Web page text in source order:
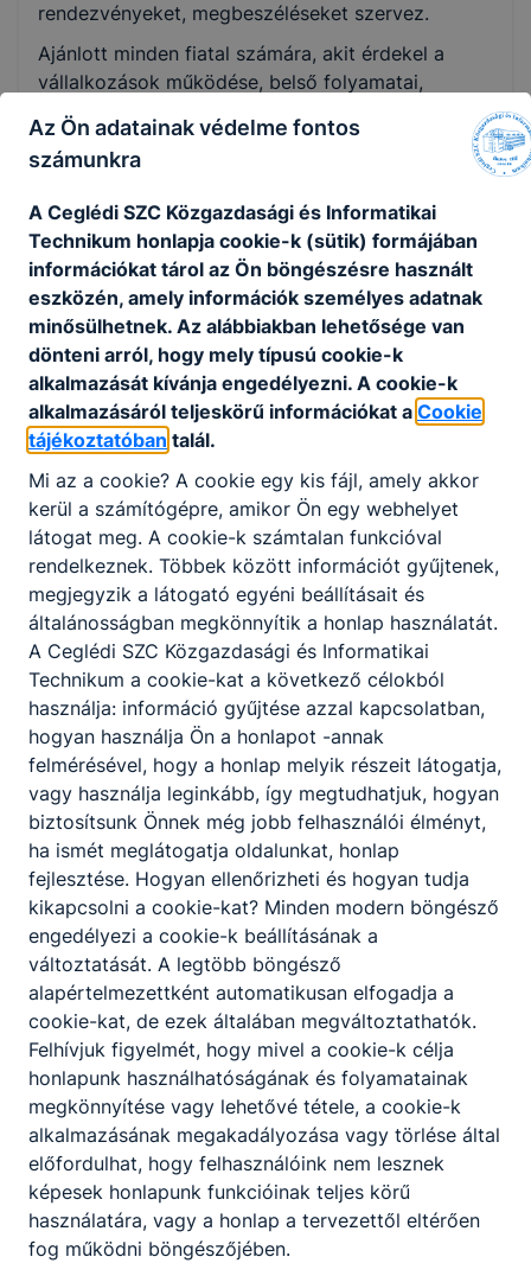
rendezvényeket, megbeszéléseket szervez.
Ajánlott minden fiatal számára, akit érdekel a
vállalkozások működése, belső folyamatai,
azokhoz kötődően szívesen lát el ügyviteli
feladatokat. A szakképzettséggel rendelkező
elhelyezkedhet a gazdasági szférában –
ügyintézőként, de akár továbbtanulhat a
gazdasági felsőoktatásban vagy magasabb szintű
képesítést szerezhet, mint pl.: mérlegképes
könyvelő, adótanácsadó, banki szakember,
vámszakember.
KOMPETENCIAELVÁRÁS
Agilis, jó kommunikációs készég,
problémamegoldó- és szervezőképesség,
csapatmunka, felelősségtudat, nyitottság az
informatikai eszközök használatára.
A SZAKKÉPZETTSÉGGEL RENDELKEZŐ
képes ellátni a vállalkozások
működtetéséhez szükséges gazdasági
folyamatok terén a rábízott adminisztratív
feladatokat;
irodai, illetve vezetői asszisztensi
feladatokat lát el;
kapcsolattartáshoz szükséges iratokat,
leveleket, egyéb dokumentumokat készít,
szerkeszt, kezel;
vezeti a vállalkozások nyilvántartásait;
közreműködik a különféle szabályzatok
elkészítésében;
részt vesz egyes ﬁnanszírozási feladatok
adminisztratív részfeladataiban;
feltérképezi és nyomon követi az aktuális
támogatási lehetőségeket;
közreműködik a vállalkozás üzleti tervének
elkészítésében;
előkészíti a munkaerő-gazdálkodással
kapcsolatos nyilvántartások iratait, azokat
kezeli és rendszerezi;
kapcsolatot tart munkatársakkal,
Az Ön adatainak védelme fontos
számunkra
A Ceglédi SZC Közgazdasági és Informatikai
Technikum honlapja cookie-k (sütik) formájában
információkat tárol az Ön böngészésre használt
eszközén, amely információk személyes adatnak
minősülhetnek. Az alábbiakban lehetősége van
dönteni arról, hogy mely típusú cookie-k
alkalmazását kívánja engedélyezni. A cookie-k
alkalmazásáról teljeskörű információkat a Cookie
tájékoztatóban talál.
Mi az a cookie? A cookie egy kis fájl, amely akkor
kerül a számítógépre, amikor Ön egy webhelyet
látogat meg. A cookie-k számtalan funkcióval
rendelkeznek. Többek között információt gyűjtenek,
megjegyzik a látogató egyéni beállításait és
általánosságban megkönnyítik a honlap használatát.
A Ceglédi SZC Közgazdasági és Informatikai
Technikum a cookie-kat a következő célokból
használja: információ gyűjtése azzal kapcsolatban,
hogyan használja Ön a honlapot -annak
felmérésével, hogy a honlap melyik részeit látogatja,
vagy használja leginkább, így megtudhatjuk, hogyan
biztosítsunk Önnek még jobb felhasználói élményt,
ha ismét meglátogatja oldalunkat, honlap
fejlesztése. Hogyan ellenőrizheti és hogyan tudja
kikapcsolni a cookie-kat? Minden modern böngésző
engedélyezi a cookie-k beállításának a
változtatását. A legtöbb böngésző
alapértelmezettként automatikusan elfogadja a
cookie-kat, de ezek általában megváltoztathatók.
Felhívjuk figyelmét, hogy mivel a cookie-k célja
honlapunk használhatóságának és folyamatainak
megkönnyítése vagy lehetővé tétele, a cookie-k
alkalmazásának megakadályozása vagy törlése által
előfordulhat, hogy felhasználóink nem lesznek
képesek honlapunk funkcióinak teljes körű
használatára, vagy a honlap a tervezettől eltérően
fog működni böngészőjében.